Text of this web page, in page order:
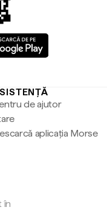
de ajutor
aplicația Morse
în